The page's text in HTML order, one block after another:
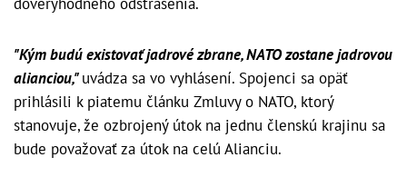
"Kým budú existovať jadrové zbrane, NATO zostane jadrovou
alianciou,"uvádza sa vo vyhlásení. Spojenci sa opäť
prihlásili k piatemu článku Zmluvy o NATO, ktorý
stanovuje, že ozbrojený útok na jednu členskú krajinu sa
bude považovať za útok na celú Alianciu.